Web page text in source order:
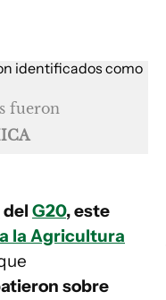
fueron
del G20, este
la Agricultura
sobre